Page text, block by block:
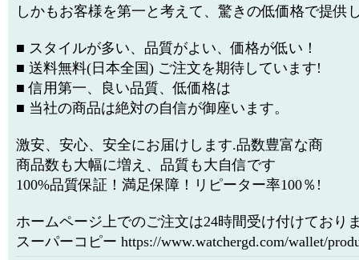
しかもお客様を第一と考えて、驚きの低価格で提供
■ スタイルが多い、品質がよい、価格が低い！
■ 送料無料(日本全国) ご注文を期待しています!
■ 信用第一、良い品質、低価格は
■ 当社の商品は絶対の自信が御座います。
激安、安心、安全にお届けします.品数豊富な商
商品数も大幅に増え、品質も大自信です
100%品質保証！満足保障！リピーター率100％!
ホームページ上でのご注文は24時間受け付けており
スーパーコピー https://www.watchergd.com/wallet/